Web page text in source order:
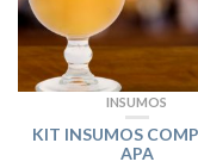
INSUMOS
KIT INSUMOS
APA